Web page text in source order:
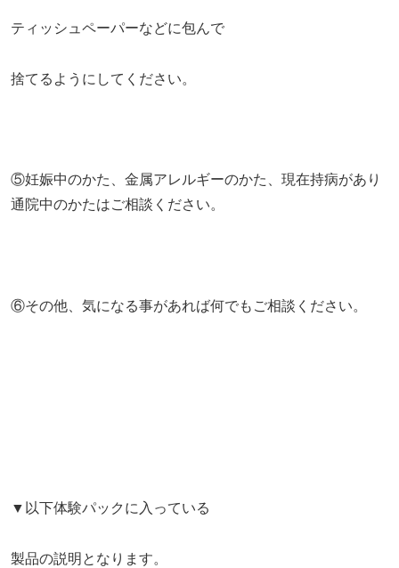
ティッシュペーパーなどに包んで
捨てるようにしてください。
⑤妊娠中のかた、金属アレルギーのかた、現在持病があり
通院中のかたはご相談ください。
⑥その他、気になる事があれば何でもご相談ください。
▼以下体験パックに入っている
製品の説明となります。